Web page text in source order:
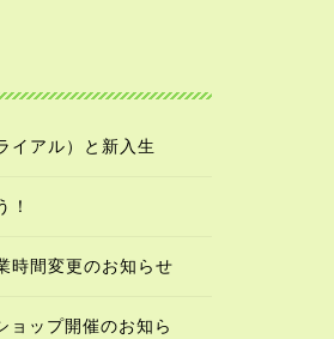
イアル）と新入生
！
時間変更のお知らせ
ップ開催のお知ら